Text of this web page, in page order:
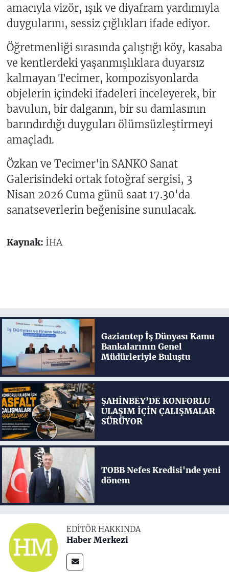
amacıyla vizör, ışık ve diyafram yardımıyla
duygularını, sessiz çığlıkları ifade ediyor.
Öğretmenliği sırasında çalıştığı köy, kasaba
ve kentlerdeki yaşanmışlıklara duyarsız
kalmayan Tecimer, kompozisyonlarda
objelerin içindeki ifadeleri inceleyerek, bir
bavulun, bir dalganın, bir su damlasının
barındırdığı duyguları ölümsüzleştirmeyi
amaçladı.
Özkan ve Tecimer'in SANKO Sanat
Galerisindeki ortak fotoğraf sergisi, 3
Nisan 2026 Cuma günü saat 17.30'da
sanatseverlerin beğenisine sunulacak.
Kaynak: İHA
Gaziantep İş Dünyası Kamu
Bankalarının Genel
Müdürleriyle Buluştu
ŞAHİNBEY’DE KONFORLU
ULAŞIM İÇİN ÇALIŞMALAR
SÜRÜYOR
TOBB Nefes Kredisi'nde yeni
dönem
EDITÖR HAKKINDA
Haber Merkezi